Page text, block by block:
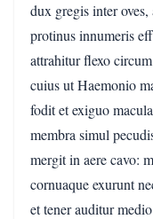
dux gregis inter
protinus innumeris
attrahitur flexo
cuius ut Haemonio
fodit et exiguo
membra simul
mergit in aere cavo:
cornuaque exurunt
et tener auditur